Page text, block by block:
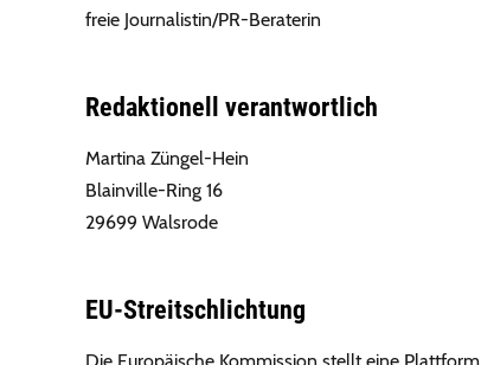
freie Journalistin/PR-Beraterin
Redaktionell verantwortlich
Martina Züngel-Hein
Blainville-Ring 16
29699 Walsrode
EU-Streitschlichtung